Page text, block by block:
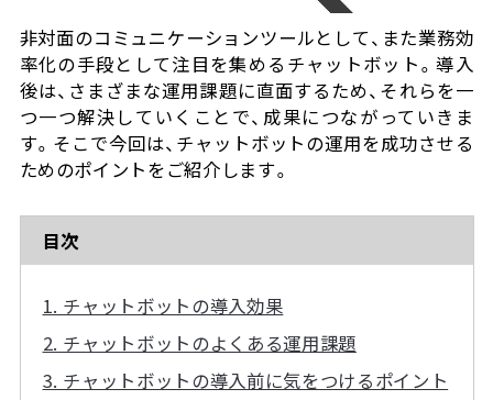
流れ / サポート体制
コラム
非対面のコミュニケーションツールとして、また業務効
率化の手段として注目を集めるチャットボット。導入
後は、さまざまな運用課題に直面するため、それらを一
つ一つ解決していくことで、成果につながっていきま
す。そこで今回は、チャットボットの運用を成功させる
ためのポイントをご紹介します。
目次
1. チャットボットの導入効果
2. チャットボットのよくある運用課題
3. チャットボットの導入前に気をつけるポイント